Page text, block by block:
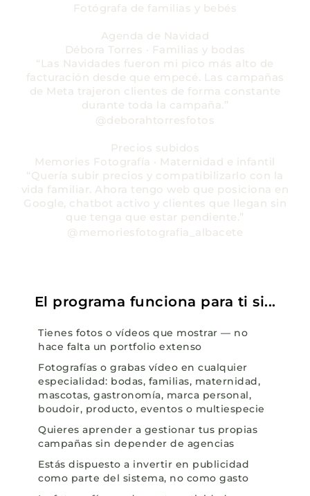
Fotógrafa de familias y bebés
Agenda de Navidad
Débora Torres · Familias y bodas
“Las Navidades fueron mi pico más alto de
facturación desde que empecé. Las campañas
de Meta trajeron clientes de forma constante
durante toda la campaña.”
@deborahtorresfotos
Precios subidos
Memories Fotografía · Maternidad e infantil
“Quería subir precios y compatibilizarlo con la
vida familiar. Ahora tengo web que posiciona en
Google, chatbot activo y clientes que llegan sin
que tenga que estar pendiente.”
@memoriesfotografia_albacete
El programa funciona para ti si...
Tienes fotos o vídeos que mostrar — no
hace falta un portfolio extenso
Fotografías o grabas vídeo en cualquier
especialidad: bodas, familias, maternidad,
mascotas, gastronomía, marca personal,
boudoir, producto, eventos o multiespecie
Quieres aprender a gestionar tus propias
campañas sin depender de agencias
Estás dispuesto a invertir en publicidad
como parte del sistema, no como gasto